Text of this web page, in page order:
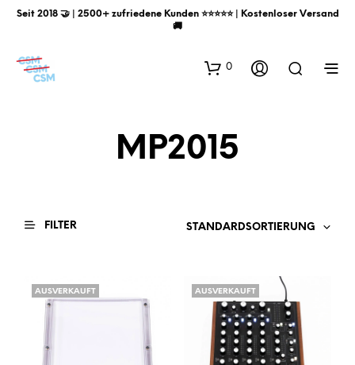
Seit 2018 🤝 | 2500+ zufriedene Kunden ⭐️⭐️⭐️⭐️⭐️ | Kostenloser Versand
🚚
0
MP2015
FILTER STANDARDSORTIERUNG
AUSVERKAUFT AUSVERKAUFT